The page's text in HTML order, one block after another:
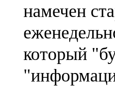
намечен
который